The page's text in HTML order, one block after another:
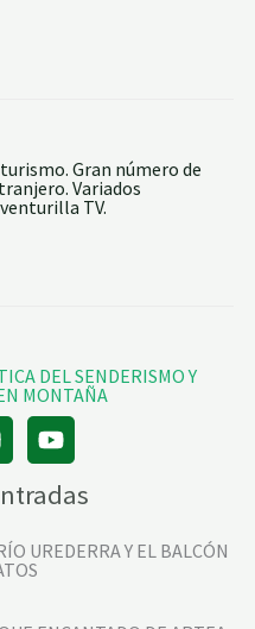
Gran número de
Variados
TV.
UREDERRA Y EL BALCÓN